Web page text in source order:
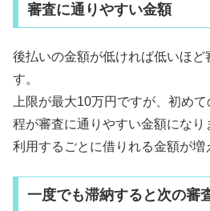
審査に通りやすい金額
後払いの金額が低ければ低いほど
す。
上限が最大10万円ですが、初め
程が審査に通りやすい金額になり
利用するごとに借りれる金額が増
一度でも滞納すると次の審